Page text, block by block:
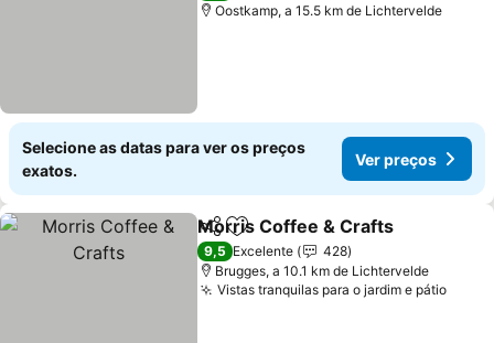
Oostkamp, a 15.5 km de Lichtervelde
Selecione as datas para ver os preços
exatos.
Ver preços
PartilharAdicionar aos favoritos
Morris Coffee & Crafts
9,5 Excelente
428
Brugges, a 10.1 km de Lichtervelde
Vistas tranquilas para o jardim e pátioVer